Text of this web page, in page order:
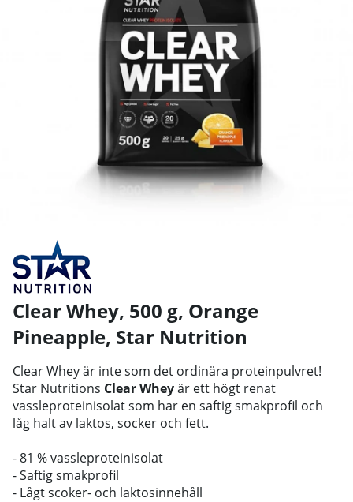
Clear Whey, 500 g, Orange
Pineapple, Star Nutrition
Clear Whey är inte som det ordinära proteinpulvret!
Star Nutritions Clear Wheyär ett högt renat
vassleproteinisolat som har en saftig smakprofil och
låg halt av laktos, socker och fett.
- 81 % vassleproteinisolat
- Saftig smakprofil
- Lågt scoker- och laktosinnehåll